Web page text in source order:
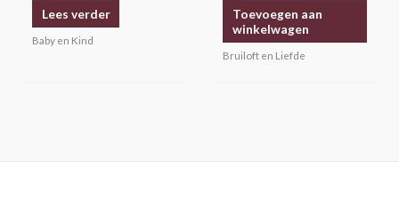
Lees verder
Baby en Kind
Toevoegen aan
winkelwagen
Bruiloft en Liefde